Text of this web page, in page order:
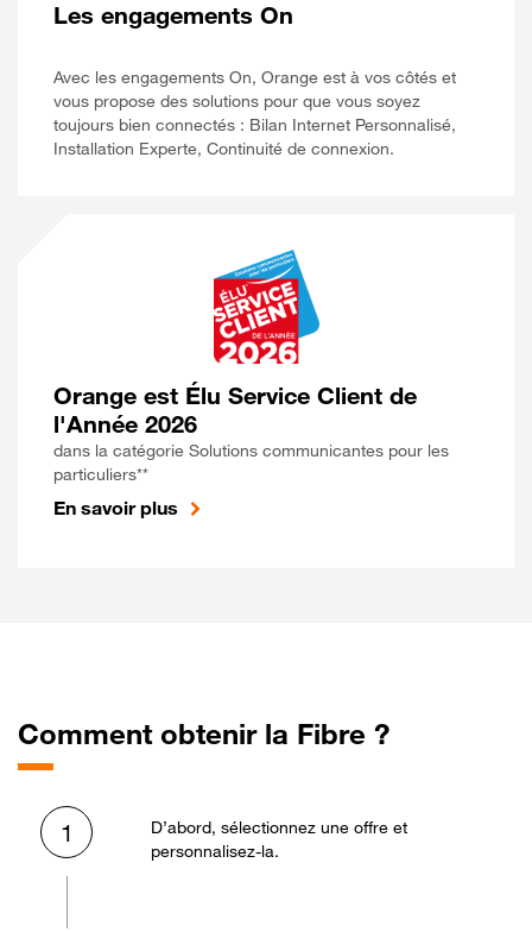
Les engagements On
Avec les engagements On, Orange est à vos côtés et
vous propose des solutions pour que vous soyez
toujours bien connectés : Bilan Internet Personnalisé,
Installation Experte, Continuité de connexion.
Orange est Élu Service Client de
l'Année 2026
dans la catégorie Solutions communicantes pour les
particuliers**
En savoir plus
Comment obtenir la Fibre ?
1
D’abord, sélectionnez une offre et
personnalisez-la.